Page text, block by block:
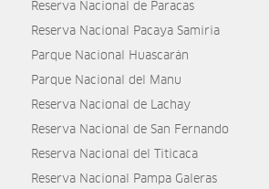
Reserva Nacional de Paracas
Reserva Nacional Pacaya Samiria
Parque Nacional Huascarán
Parque Nacional del Manu
Reserva Nacional de Lachay
Reserva Nacional de San Fernando
Reserva Nacional del Titicaca
Reserva Nacional Pampa Galeras